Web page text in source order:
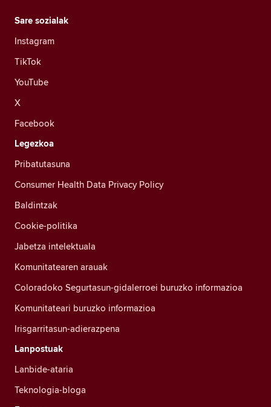
Sare sozialak
Instagram
TikTok
YouTube
X
Facebook
Legezkoa
Pribatutasuna
Consumer Health Data Privacy Policy
Baldintzak
Cookie-politika
Jabetza intelektuala
Komunitatearen arauak
Coloradoko Segurtasun-gidalerroei buruzko informazioa
Komunitateari buruzko informazioa
Irisgarritasun-adierazpena
Lanpostuak
Lanbide-ataria
Teknologia-bloga